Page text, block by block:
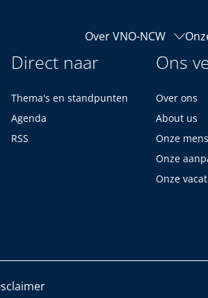
Over VNO-NCW
Direct naar
Thema's en standpunten
Agenda
RSS
Ons
Over ons
About us
Onze
Onze
Onze